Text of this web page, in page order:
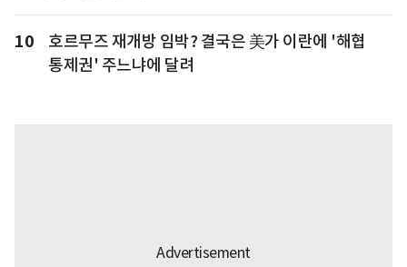
10
호르무즈 재개방 임박? 결국은 美가 이란에 '해협
통제권' 주느냐에 달려